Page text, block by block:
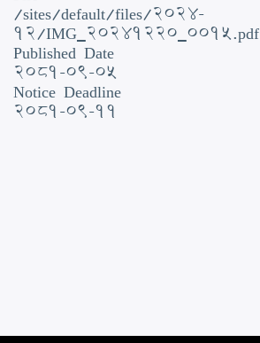
/sites/default/files/2024-
12/IMG_20241220_0015.pdf
Published Date
2081-09-05
Notice Deadline
2081-09-11